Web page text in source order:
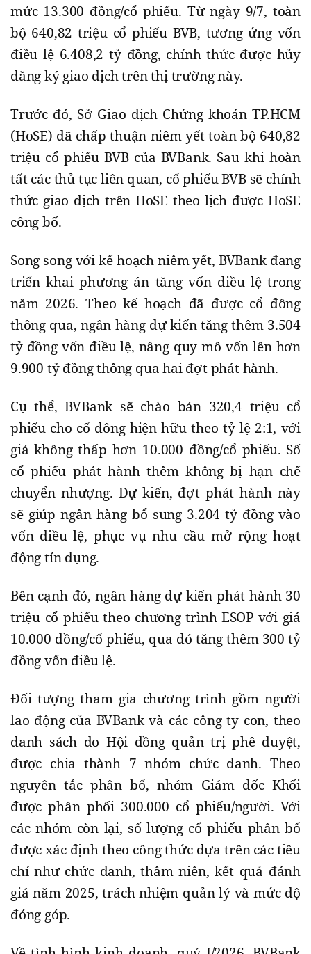
mức 13.300 đồng/cổ phiếu. Từ ngày 9/7, toàn
bộ 640,82 triệu cổ phiếu BVB, tương ứng vốn
điều lệ 6.408,2 tỷ đồng, chính thức được hủy
đăng ký giao dịch trên thị trường này.
Trước đó, Sở Giao dịch Chứng khoán TP.HCM
(HoSE) đã chấp thuận niêm yết toàn bộ 640,82
triệu cổ phiếu BVB của BVBank. Sau khi hoàn
tất các thủ tục liên quan, cổ phiếu BVB sẽ chính
thức giao dịch trên HoSE theo lịch được HoSE
công bố.
Song song với kế hoạch niêm yết, BVBank đang
triển khai phương án tăng vốn điều lệ trong
năm 2026. Theo kế hoạch đã được cổ đông
thông qua, ngân hàng dự kiến tăng thêm 3.504
tỷ đồng vốn điều lệ, nâng quy mô vốn lên hơn
9.900 tỷ đồng thông qua hai đợt phát hành.
Cụ thể, BVBank sẽ chào bán 320,4 triệu cổ
phiếu cho cổ đông hiện hữu theo tỷ lệ 2:1, với
giá không thấp hơn 10.000 đồng/cổ phiếu. Số
cổ phiếu phát hành thêm không bị hạn chế
chuyển nhượng. Dự kiến, đợt phát hành này
sẽ giúp ngân hàng bổ sung 3.204 tỷ đồng vào
vốn điều lệ, phục vụ nhu cầu mở rộng hoạt
động tín dụng.
Bên cạnh đó, ngân hàng dự kiến phát hành 30
triệu cổ phiếu theo chương trình ESOP với giá
10.000 đồng/cổ phiếu, qua đó tăng thêm 300 tỷ
đồng vốn điều lệ.
Đối tượng tham gia chương trình gồm người
lao động của BVBank và các công ty con, theo
danh sách do Hội đồng quản trị phê duyệt,
được chia thành 7 nhóm chức danh. Theo
nguyên tắc phân bổ, nhóm Giám đốc Khối
được phân phối 300.000 cổ phiếu/người. Với
các nhóm còn lại, số lượng cổ phiếu phân bổ
được xác định theo công thức dựa trên các tiêu
chí như chức danh, thâm niên, kết quả đánh
giá năm 2025, trách nhiệm quản lý và mức độ
đóng góp.